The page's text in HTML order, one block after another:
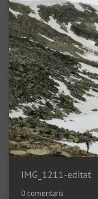
IMG_1211-editat
0 comentaris